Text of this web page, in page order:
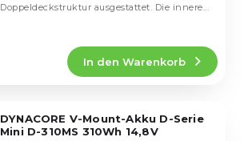
In den Warenkorb
Doppeldeckstruktur ausgestattet. Die innere...
DYNACORE V-Mount-Akku D-Serie
Mini D-310MS 310Wh 14,8V